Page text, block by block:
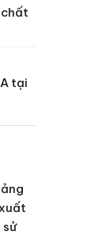
tại
sử